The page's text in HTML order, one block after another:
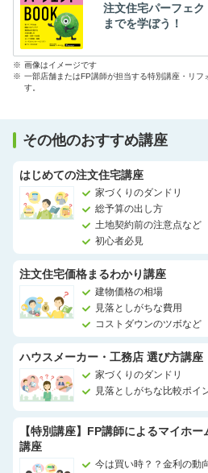
注文住宅パーフェ
までを学ぼう！
※ 画像はイメージです
※ 一部店舗またはFP講師が担当する特別講座・リフ
す。
その他のおすすめ講座
はじめての注文住宅講座
家づくりのダンドリ
総予算の出し方
土地契約前の注意点など
初心者必見
注文住宅価格まるわかり講座
建物価格の相場
見落としがちな費用
コストダウンのツボなど
ハウスメーカー・工務店 選び方講座
家づくりのダンドリ
見落としがちな比較ポイ
【特別講座】FP講師によるマイホ
講座
今は買い時？？金利の動